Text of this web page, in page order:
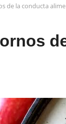
de la conducta